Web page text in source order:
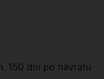
150 dní po návratu